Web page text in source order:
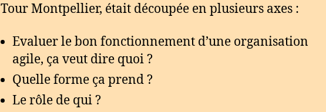
Tour Montpellier, était découpée en plusieurs axes :
Evaluer le bon fonctionnement d’une organisation
agile, ça veut dire quoi ?
Quelle forme ça prend ?
Le rôle de qui ?